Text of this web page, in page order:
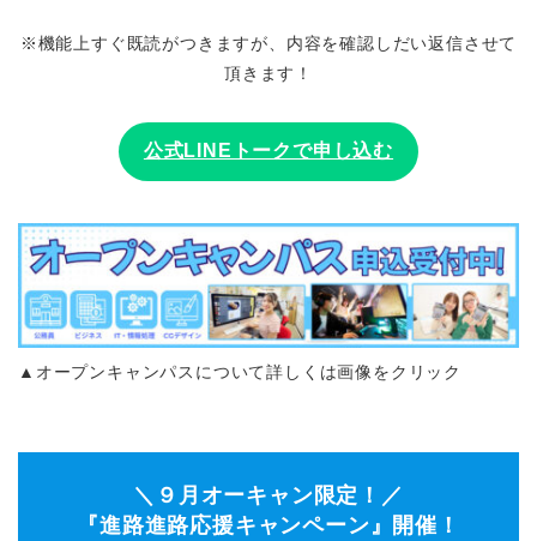
※機能上すぐ既読がつきますが、内容を確認しだい返信させて
頂きます！
公式LINEトークで申し込む
▲オープンキャンパスについて詳しくは画像をクリック
＼９月オーキャン限定！／
『進路進路応援キャンペーン』開催！